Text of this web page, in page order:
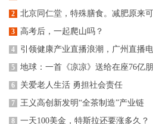
2 北京同仁堂，特殊膳食。减肥原来
3 高考后，一起爬山吗？
4 引领健康产业直播浪潮，广州直播
5 地球：一首《凉凉》送给在座76亿
6 关爱老人生活 勇担社会责任
7 王义高创新发明“全茶制造”产业链
8 一天100美金，特斯拉还要涨多久？